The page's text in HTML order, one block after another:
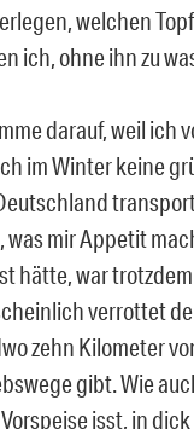
welchen
ich, ohne ihn zu
darauf, weil ich
im Winter keine
was mir Appetit
hätte, war
verrottet
zehn Kilometer
gibt. Wie
isst, in